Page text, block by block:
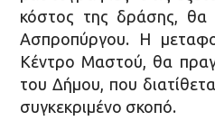
κόστος της δράσης, θα
Ασπροπύργου. Η
Κέντρο Μαστού, θα
του Δήμου, που
συγκεκριμένο σκοπό.